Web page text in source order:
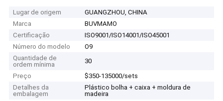
Lugar de origem
GUANGZHOU, CHINA
Marca
BUVMAMO
Certificação
ISO9001/ISO14001/ISO45001
Número do modelo
O9
Quantidade de
ordem mínima
30
Preço
$350-135000/sets
Detalhes da
embalagem
Plástico bolha + caixa + moldura de
madeira